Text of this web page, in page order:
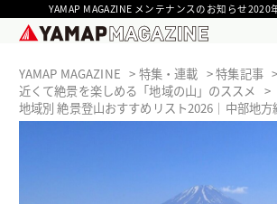
YAMAP MAGAZINE メンテナンスのお知らせ2020
YAMAP MAGAZINE 特集・連載
特集記事
近くて絶景を楽しめる「地域の山」のススメ
地域別 絶景登山おすすめリスト2026｜中部地方